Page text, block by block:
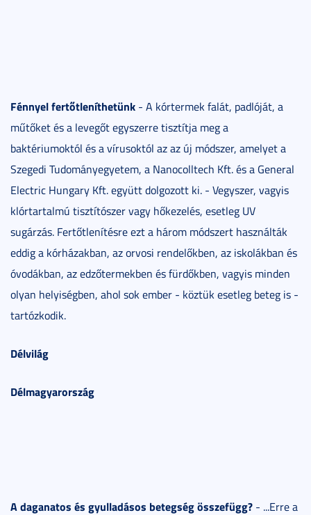
Fénnyel fertőtleníthetünk - A kórtermek falát, padlóját, a
műtőket és a levegőt egyszerre tisztítja meg a
baktériumoktól és a vírusoktól az az új módszer, amelyet a
Szegedi Tudományegyetem, a Nanocolltech Kft. és a General
Electric Hungary Kft. együtt dolgozott ki. - Vegyszer, vagyis
klórtartalmú tisztítószer vagy hőkezelés, esetleg UV
sugárzás. Fertőtlenítésre ezt a három módszert használták
eddig a kórházakban, az orvosi rendelőkben, az iskolákban és
óvodákban, az edzőtermekben és fürdőkben, vagyis minden
olyan helyiségben, ahol sok ember - köztük esetleg beteg is -
tartózkodik.
Délvilág
Délmagyarország
A daganatos és gyulladásos betegség összefügg? - ...Erre a